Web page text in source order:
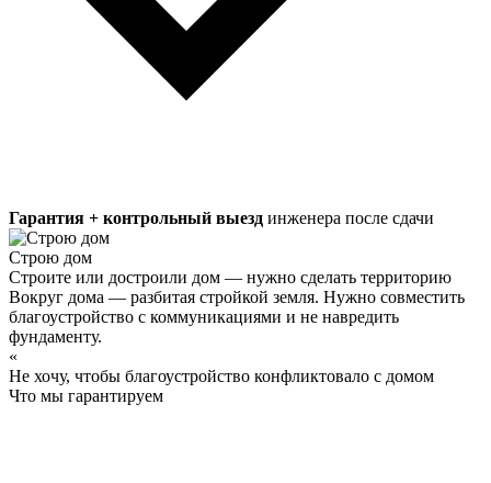
Гарантия + контрольный выезд инженера после сдачи
Строю дом
Строите или достроили дом — нужно сделать территорию
Вокруг дома — разбитая стройкой земля. Нужно совместить
благоустройство с коммуникациями и не навредить
фундаменту.
«
Не хочу, чтобы благоустройство конфликтовало с домом
Что мы гарантируем